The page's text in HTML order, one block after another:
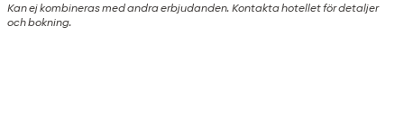
Kan ej kombineras med andra erbjudanden. Kontakta hotellet för detaljer
och bokning.